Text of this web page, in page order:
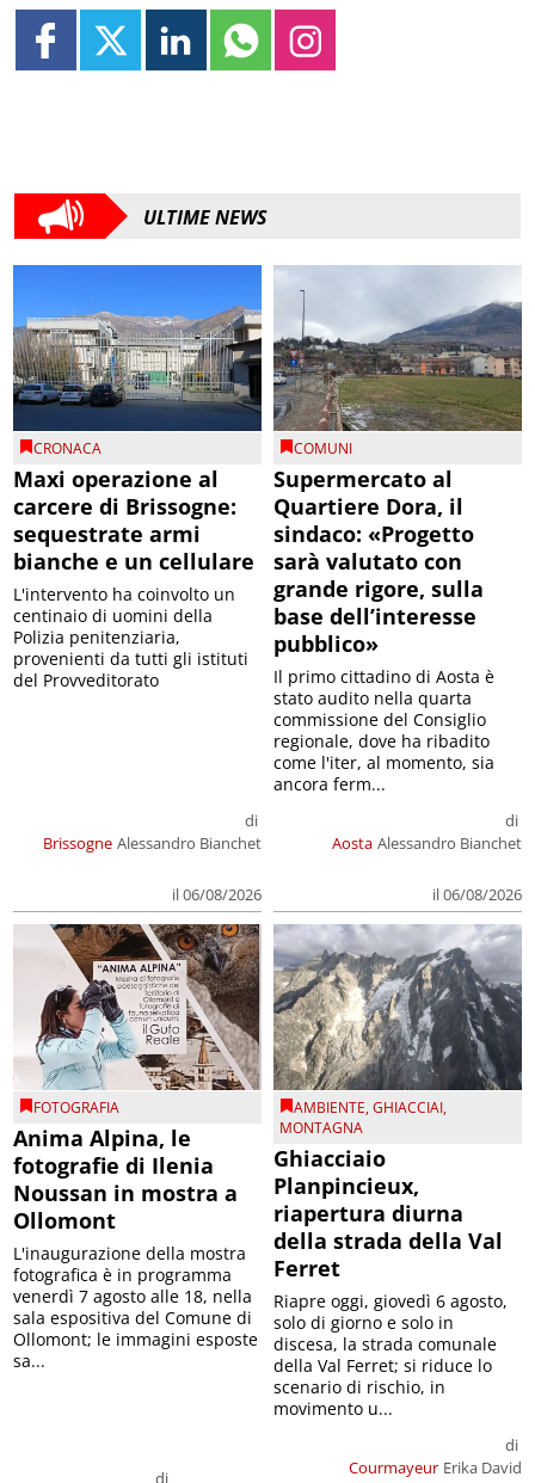
ULTIME NEWS
CRONACA
Maxi operazione al
carcere di Brissogne:
sequestrate armi
bianche e un cellulare
Brissogne
di
Alessandro Bianchet
il 06/08/2026
L'intervento ha coinvolto un
centinaio di uomini della
Polizia penitenziaria,
provenienti da tutti gli istituti
del Provveditorato
COMUNI
Supermercato al
Quartiere Dora, il
sindaco: «Progetto
sarà valutato con
grande rigore, sulla
base dell’interesse
pubblico»
Aosta
di
Alessandro Bianchet
il 06/08/2026
Il primo cittadino di Aosta è
stato audito nella quarta
commissione del Consiglio
regionale, dove ha ribadito
come l'iter, al momento, sia
ancora ferm...
FOTOGRAFIA
Anima Alpina, le
fotografie di Ilenia
Noussan in mostra a
Ollomont
di
L'inaugurazione della mostra
fotografica è in programma
venerdì 7 agosto alle 18, nella
sala espositiva del Comune di
Ollomont; le immagini esposte
sa...
AMBIENTE,GHIACCIAI,
MONTAGNA
Ghiacciaio
Planpincieux,
riapertura diurna
della strada della Val
Ferret
Courmayeur
di
Erika David
Riapre oggi, giovedì 6 agosto,
solo di giorno e solo in
discesa, la strada comunale
della Val Ferret; si riduce lo
scenario di rischio, in
movimento u...